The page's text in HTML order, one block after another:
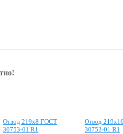
Отвод 219х8 ГОСТ
30753-01 R1
Отвод
30753-01 R1